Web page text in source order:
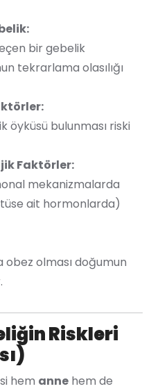
bir gebelik
tekrarlama olasılığı
öyküsü bulunması riski
Faktörler:
mekanizmalarda
ait hormonlarda)
obez olması doğumun
Riskleri
hem anne hem de